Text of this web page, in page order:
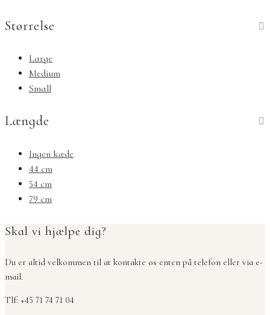
Størrelse
Large
Medium
Small
Længde
Ingen kæde
44 cm
54 cm
79 cm
Skal vi hjælpe dig?
Du er altid velkommen til at kontakte os enten på telefon eller via e-
mail.
Tlf: +45 71 74 71 04